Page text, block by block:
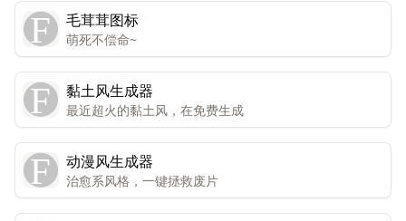
而免费版本只能有限访问。Canva还提供免费访问注册的
非营利组织和教育机构。Canva提供数千种专业模板、图
像和高质量内容，可创建设计、演示文稿、视频和社交媒
体内容。
毛茸茸图标
萌死不偿命~
黏土风生成器
最近超火的黏土风，在免费生成
动漫风生成器
治愈系风格，一键拯救废片